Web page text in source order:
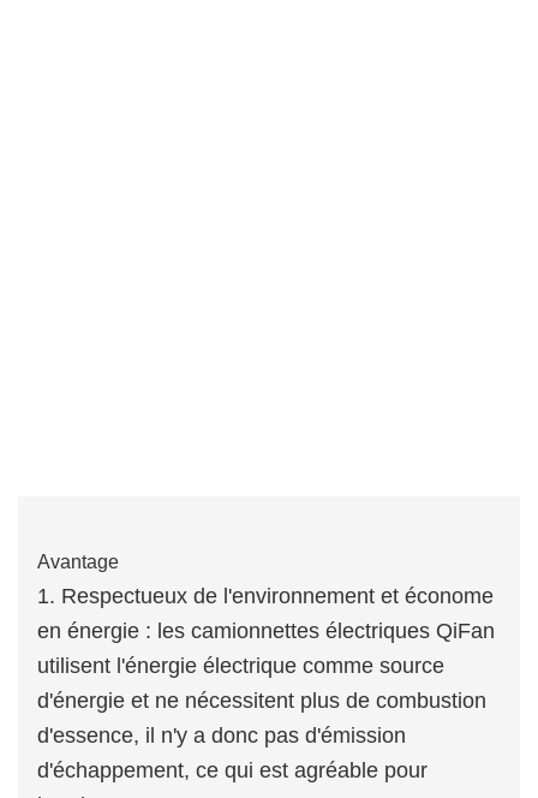
Avantage
1. Respectueux de l'environnement et économe
en énergie : les camionnettes électriques QiFan
utilisent l'énergie électrique comme source
d'énergie et ne nécessitent plus de combustion
d'essence, il n'y a donc pas d'émission
d'échappement, ce qui est agréable pour